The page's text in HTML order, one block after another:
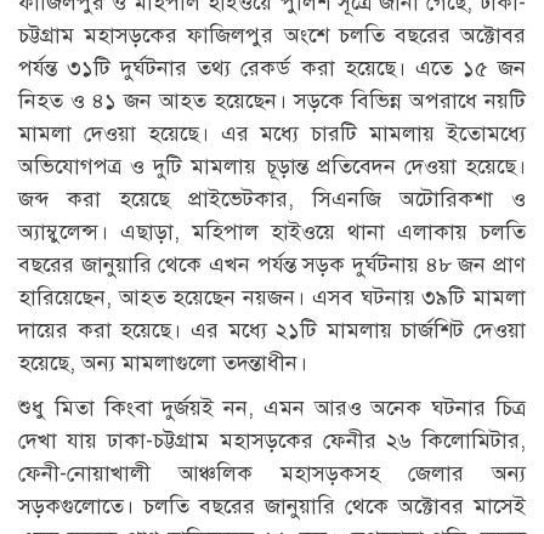
চট্টগ্রাম মহাসড়কের ফাজিলপুর অংশে চলতি বছরের অক্টোবর
পর্যন্ত ৩১টি দুর্ঘটনার তথ্য রেকর্ড করা হয়েছে। এতে ১৫ জন
নিহত ও ৪১ জন আহত হয়েছেন। সড়কে বিভিন্ন অপরাধে নয়টি
মামলা দেওয়া হয়েছে। এর মধ্যে চারটি মামলায় ইতোমধ্যে
অভিযোগপত্র ও দুটি মামলায় চূড়ান্ত প্রতিবেদন দেওয়া হয়েছে।
জব্দ করা হয়েছে প্রাইভেটকার, সিএনজি অটোরিকশা ও
অ্যাম্বুলেন্স। এছাড়া, মহিপাল হাইওয়ে থানা এলাকায় চলতি
বছরের জানুয়ারি থেকে এখন পর্যন্ত সড়ক দুর্ঘটনায় ৪৮ জন প্রাণ
হারিয়েছেন, আহত হয়েছেন নয়জন। এসব ঘটনায় ৩৯টি মামলা
দায়ের করা হয়েছে। এর মধ্যে ২১টি মামলায় চার্জশিট দেওয়া
হয়েছে, অন্য মামলাগুলো তদন্তাধীন।
শুধু মিতা কিংবা দুর্জয়ই নন, এমন আরও অনেক ঘটনার চিত্র
দেখা যায় ঢাকা-চট্টগ্রাম মহাসড়কের ফেনীর ২৬ কিলোমিটার,
ফেনী-নোয়াখালী আঞ্চলিক মহাসড়কসহ জেলার অন্য
সড়কগুলোতে। চলতি বছরের জানুয়ারি থেকে অক্টোবর মাসেই